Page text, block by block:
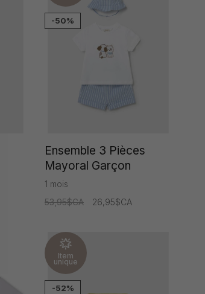
-50%
Ensemble 3 Pièces
Mayoral Garçon
1 mois
53,95$CA
26,95$CA
Item
unique
-52%